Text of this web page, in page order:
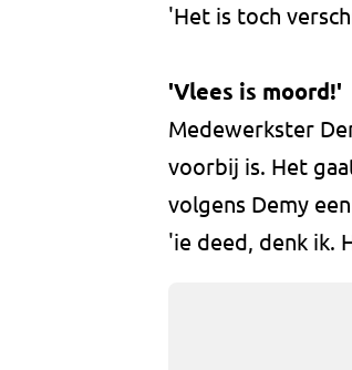
'Het is toch
'Vlees is moord!'
Medewerkster
voorbij is. Het
volgens Demy
'ie deed, denk ik.